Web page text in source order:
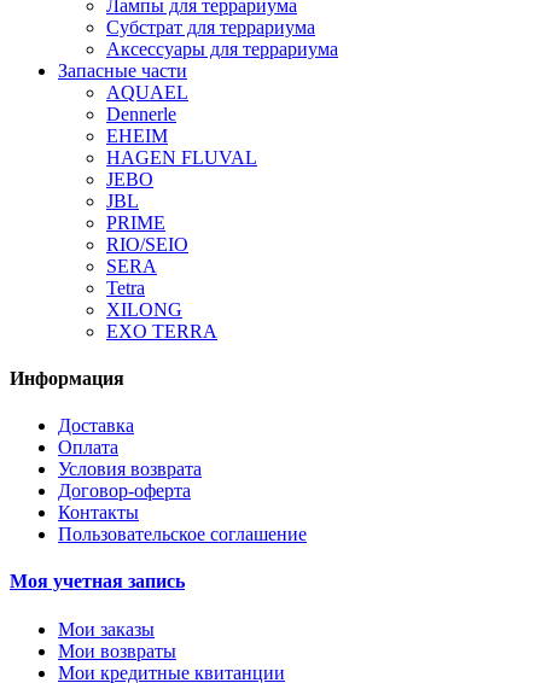
Лампы для террариума
Субстрат для террариума
Аксессуары для террариума
Запасные части
AQUAEL
Dennerle
EHEIM
HAGEN FLUVAL
JEBO
JBL
PRIME
RIO/SEIO
SERA
Tetra
XILONG
EXO TERRA
Информация
Доставка
Оплата
Условия возврата
Договор-оферта
Контакты
Пользовательское соглашение
Моя учетная запись
Мои заказы
Мои возвраты
Мои кредитные квитанции